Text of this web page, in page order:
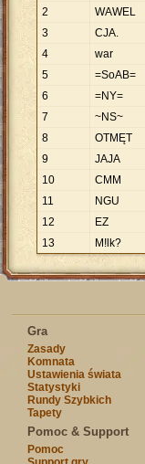
2
WAWEL
3
CJA.
4
war
5
=SoAB=
6
=NY=
7
~NS~
8
OTMĘT
9
JAJA
10
CMM
11
NGU
12
EZ
13
M!lk?
Gra
Zasady
Komnata
Ustawienia świata
Statystyki
Rundy Szybkich
Tapety
Pomoc & Support
Pomoc